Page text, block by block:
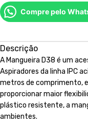
Compre pelo
Descrição
A Mangueira D38 é um
Aspiradores da linha IPC
metros de comprimento,
proporcionar maior
plástico resistente, a
ambientes.